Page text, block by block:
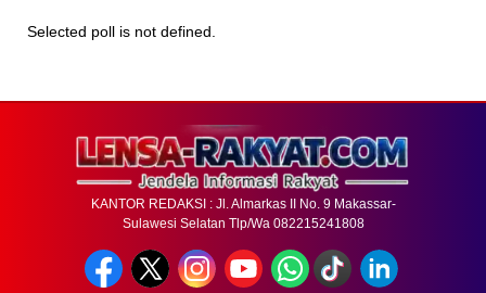
Selected poll is not defined.
KANTOR REDAKSI : Jl. Almarkas II No. 9 Makassar-
Sulawesi Selatan Tlp/Wa 082215241808